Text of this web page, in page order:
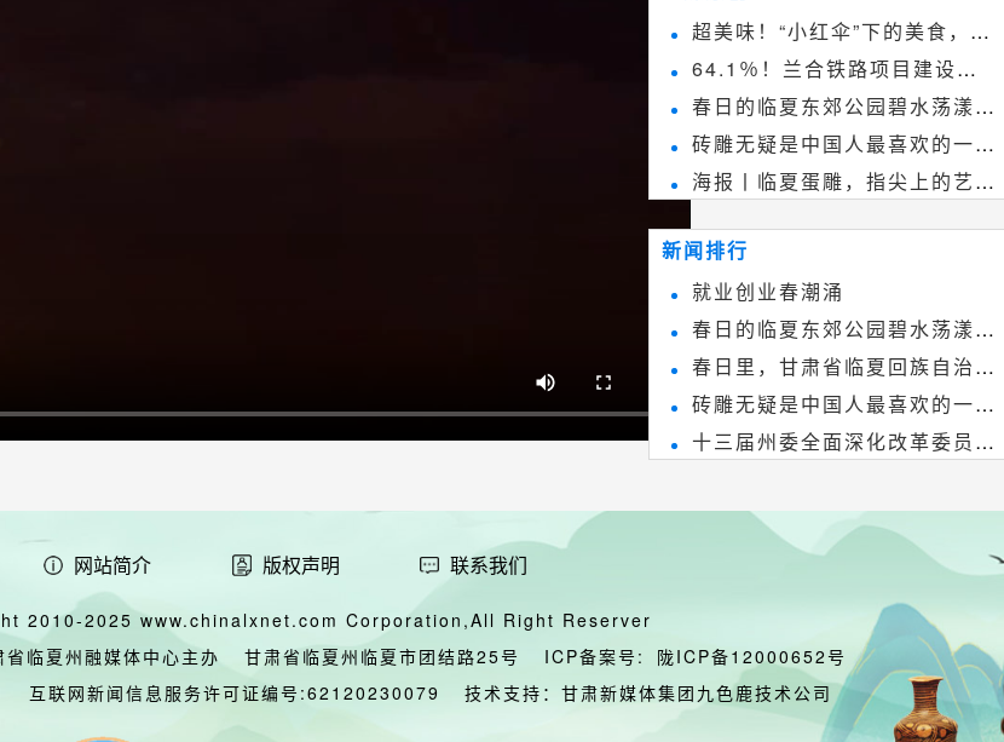
超美味！“小红伞”下的美食，绝
不能错过~
64.1％！兰合铁路项目建设加
速推进
春日的临夏东郊公园碧水荡漾、
春花烂漫
砖雕无疑是中国人最喜欢的一种
雕刻艺术，它不仅是民间实用美术
和建筑装饰艺术的有机结合，更成
为中国建筑史上彰品东方美不可磨
灭的一笔。一方青砖里不仅藏着广
海报丨临夏蛋雕，指尖上的艺术
~
新闻排行
就业创业春潮涌
春日的临夏东郊公园碧水荡漾、
春花烂漫
春日里，甘肃省临夏回族自治州
境内的刘家峡大桥，壮观美丽!
砖雕无疑是中国人最喜欢的一种
雕刻艺术，它不仅是民间实用美术
为中国建筑史上彰品东方美不可磨
灭的一笔。一方青砖里不仅藏着广
阔乾坤，还留存着中国千年古韵。
十三届州委全面深化改革委员会
网站简介 版权声明 联系我们
2010-2025 www.chinalxnet.com Corporation,All Right Reserver
省临夏州融媒体中心主办 甘肃省临夏州临夏市团结路25号 ICP备案号:
陇ICP备12000652号
互联网新闻信息服务许可证编号:62120230079 技术支持：甘肃新媒体集团九色鹿技术公司